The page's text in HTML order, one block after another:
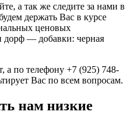
а так же следите за нами в
держать Вас в курсе
ценовых
дорф — добавки: черная
а по телефону +7 (925) 748-
Вас по всем вопросам.
нам низкие